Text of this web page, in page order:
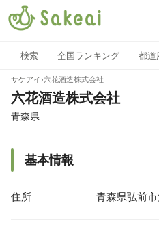
検索 全国ランキング 都道
サケアイ ›六花酒造株式会社
六花酒造株式会社
青森県
基本情報
住所 青森県弘前